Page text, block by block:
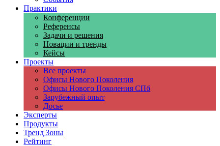
Практики
Конференции
Референсы
Задачи и решения
Новации и тренды
Кейсы
Проекты
Все проекты
Офисы Нового Поколения
Офисы Нового Поколения СПб
Зарубежный опыт
Досье
Эксперты
Продукты
Тренд Зоны
Рейтинг